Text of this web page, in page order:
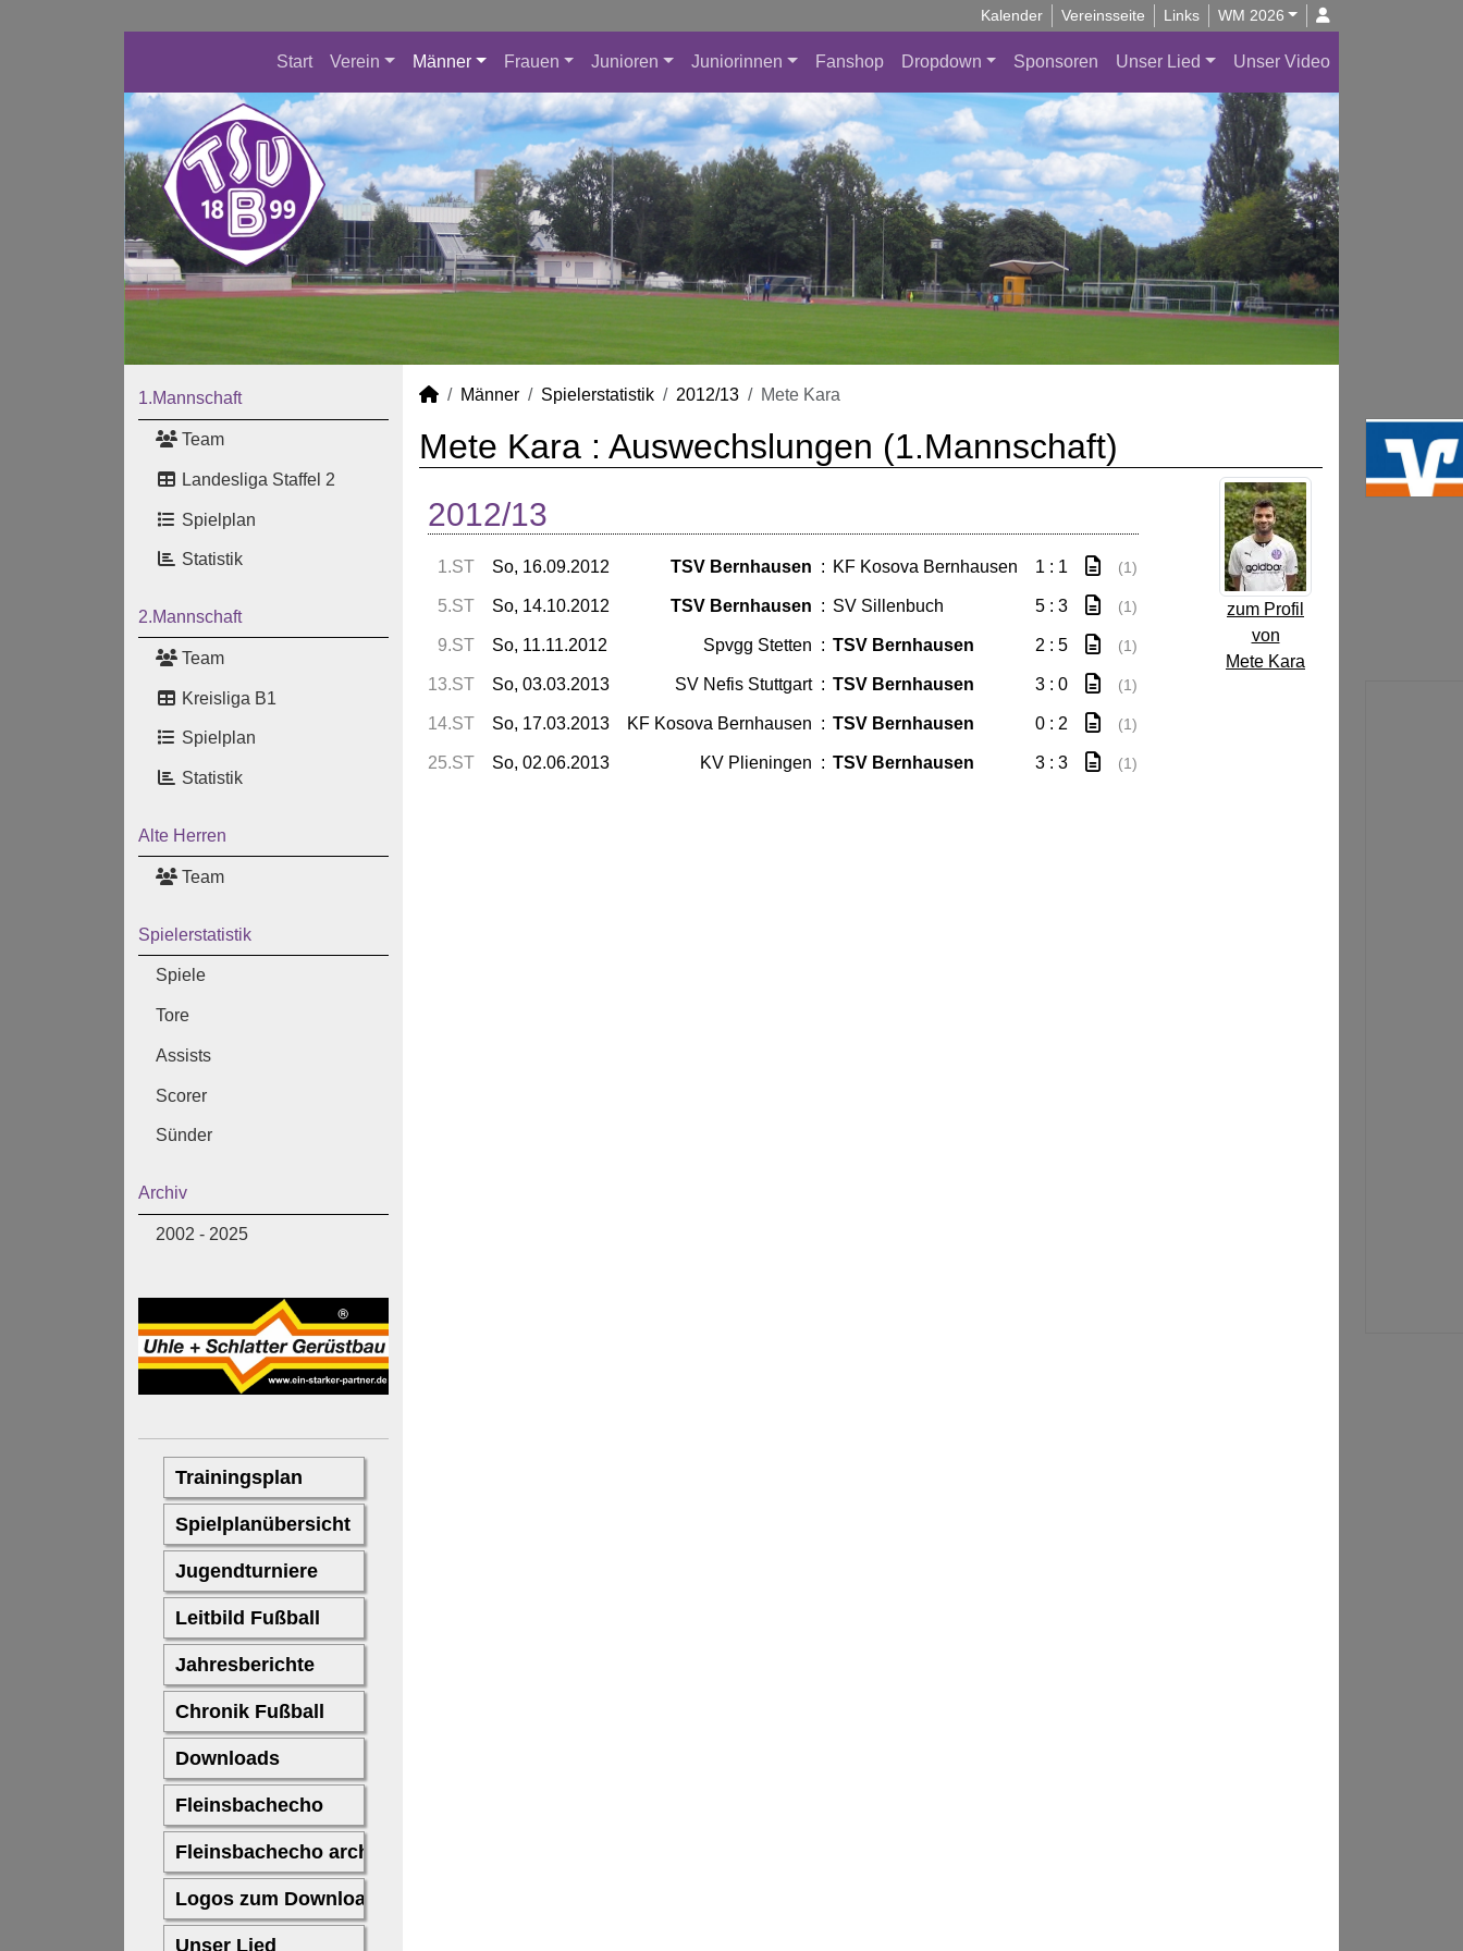
Kalender Vereinsseite Links WM 2026
Start Verein Männer Frauen Junioren Juniorinnen Fanshop Dropdown Sponsoren Unser Lied Unser Video
1.Mannschaft
Team
Landesliga Staffel 2
Spielplan
Statistik
2.Mannschaft
Team
Kreisliga B1
Spielplan
Statistik
Alte Herren
Team
Spielerstatistik
Spiele
Tore
Assists
Scorer
Sünder
Archiv
2002 - 2025
Männer Spielerstatistik 2012/13 Mete Kara
Mete Kara : Auswechslungen (1.Mannschaft)
zum Profil
von
Mete Kara
2012/13
1.ST So, 16.09.2012 TSV Bernhausen : KF Kosova Bernhausen 1 : 1 (1)
5.ST So, 14.10.2012 TSV Bernhausen : SV Sillenbuch 5 : 3 (1)
9.ST So, 11.11.2012 Spvgg Stetten : TSV Bernhausen 2 : 5 (1)
13.ST So, 03.03.2013 SV Nefis Stuttgart : TSV Bernhausen 3 : 0 (1)
14.ST So, 17.03.2013 KF Kosova Bernhausen : TSV Bernhausen 0 : 2 (1)
25.ST So, 02.06.2013 KV Plieningen : TSV Bernhausen 3 : 3 (1)